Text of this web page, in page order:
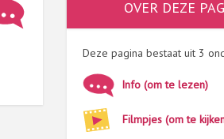
OVER DEZE
Deze pagina bestaat uit 3
Info (om te lezen)
Filmpjes (om te